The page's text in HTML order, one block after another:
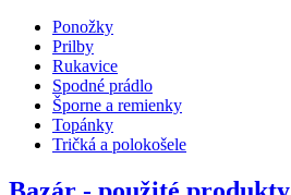
Ponožky
Prilby
Rukavice
Spodné prádlo
Šporne a remienky
Topánky
Tričká a polokošele